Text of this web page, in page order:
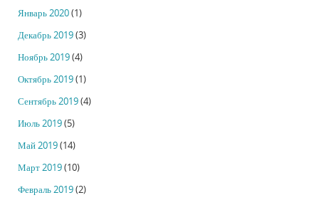
Январь 2020(1)
Декабрь 2019(3)
Ноябрь 2019(4)
Октябрь 2019(1)
Сентябрь 2019(4)
Июль 2019(5)
Май 2019(14)
Март 2019(10)
Февраль 2019(2)